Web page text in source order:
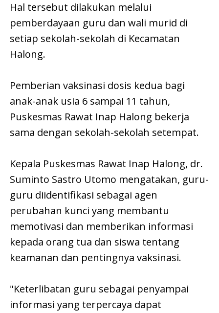
Hal tersebut dilakukan melalui
pemberdayaan guru dan wali murid di
setiap sekolah-sekolah di Kecamatan
Halong.
Pemberian vaksinasi dosis kedua bagi
anak-anak usia 6 sampai 11 tahun,
Puskesmas Rawat Inap Halong bekerja
sama dengan sekolah-sekolah setempat.
Kepala Puskesmas Rawat Inap Halong, dr.
Suminto Sastro Utomo mengatakan, guru-
guru diidentifikasi sebagai agen
perubahan kunci yang membantu
memotivasi dan memberikan informasi
kepada orang tua dan siswa tentang
keamanan dan pentingnya vaksinasi.
"Keterlibatan guru sebagai penyampai
informasi yang terpercaya dapat